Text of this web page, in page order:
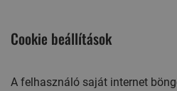
Cookie beállítások
A felhasználó saját internet